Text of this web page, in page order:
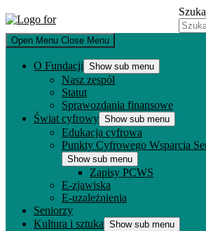
Open Menu Close Menu
O Fundacji Show sub menu
Nasz zespół
Statut
Sprawozdania finansowe
Świat cyfrowy Show sub menu
Edukacja cyfrowa
Punkty Cyfrowego Wsparcia
Show sub menu
Zapisy PCWS
E-zjawiska
E-uzależnienia
Seniorzy
Kultura i sztuka Show sub menu